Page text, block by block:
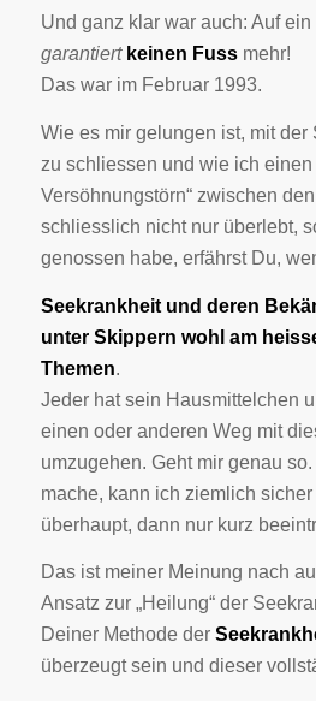
Und ganz klar war auch: Auf
garantiert keinen Fussmehr!
Das war im Februar 1993.
Wie es mir gelungen ist, mit der
zu schliessen und wie ich einen
Versöhnungstörn“ zwischen
schliesslich nicht nur überlebt,
genossen habe, erfährst Du,
Seekrankheit und deren
unter Skippern wohl am
Themen.
Jeder hat sein Hausmittelchen
einen oder anderen Weg mit
umzugehen. Geht mir genau
mache, kann ich ziemlich
überhaupt, dann nur kurz
Das ist meiner Meinung nach
Ansatz zur „Heilung“ der
Deiner Methode der
überzeugt sein und dieser